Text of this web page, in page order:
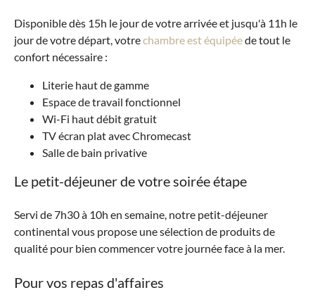
Disponible dès 15h le jour de votre arrivée et jusqu'à 11h le
jour de votre départ, votrechambre est équipéede tout le
confort nécessaire :
Literie haut de gamme
Espace de travail fonctionnel
Wi-Fi haut débit gratuit
TV écran plat avec Chromecast
Salle de bain privative
Le petit-déjeuner de votre soirée étape
Servi de 7h30 à 10h en semaine, notre petit-déjeuner
continental vous propose une sélection de produits de
qualité pour bien commencer votre journée face à la mer.
Pour vos repas d'affaires